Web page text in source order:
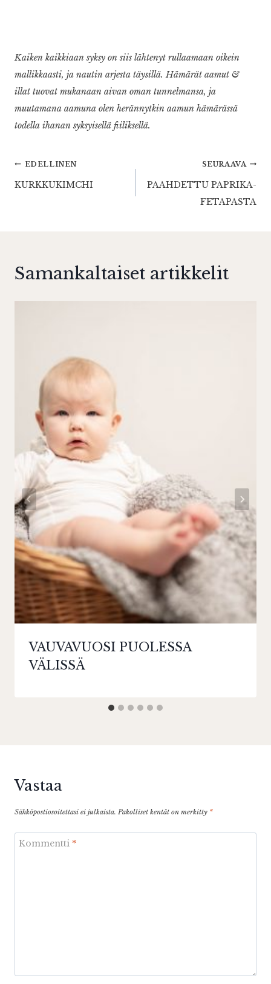
Kaiken kaikkiaan syksy on siis lähtenyt rullaamaan oikein
mallikkaasti, ja nautin arjesta täysillä. Hämärät aamut &
illat tuovat mukanaan aivan oman tunnelmansa, ja
muutamana aamuna olen herännytkin aamun hämärässä
todella ihanan syksyisellä fiiliksellä.
Artikkelien
selaus
EDELLINEN
KURKKUKIMCHI
SEURAAVA
PAAHDETTU PAPRIKA-
FETAPASTA
Samankaltaiset artikkelit
VAUVAVUOSI PUOLESSA
VÄLISSÄ
Vastaa
Sähköpostiosoitettasi ei julkaista. Pakolliset kentät on merkitty *
Kommentti *